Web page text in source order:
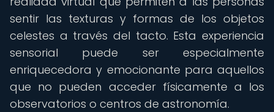
sentir las texturas y formas de los objetos
celestes a través del tacto. Esta experiencia
sensorial puede ser especialmente
enriquecedora y emocionante para aquellos
que no pueden acceder físicamente a los
observatorios o centros de astronomía.